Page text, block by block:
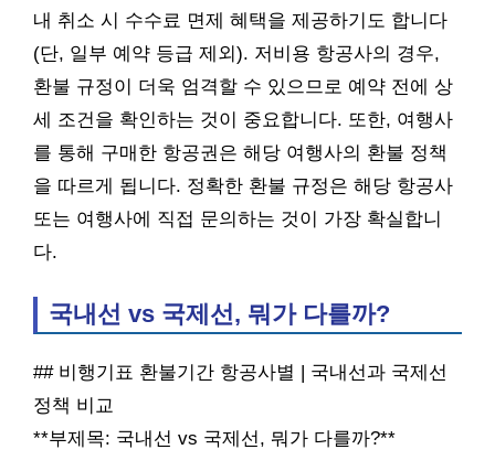
내 취소 시 수수료 면제 혜택을 제공하기도 합니다
(단, 일부 예약 등급 제외). 저비용 항공사의 경우,
환불 규정이 더욱 엄격할 수 있으므로 예약 전에 상
세 조건을 확인하는 것이 중요합니다. 또한, 여행사
를 통해 구매한 항공권은 해당 여행사의 환불 정책
을 따르게 됩니다. 정확한 환불 규정은 해당 항공사
또는 여행사에 직접 문의하는 것이 가장 확실합니
다.
국내선 vs 국제선, 뭐가 다를까?
## 비행기표 환불기간 항공사별 | 국내선과 국제선
정책 비교
**부제목: 국내선 vs 국제선, 뭐가 다를까?**